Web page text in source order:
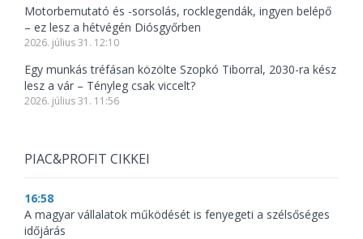
Motorbemutató és -sorsolás, rocklegendák, ingyen belépő
– ez lesz a hétvégén Diósgyőrben
2026. július 31. 12:10
Egy munkás tréfásan közölte Szopkó Tiborral, 2030-ra kész
lesz a vár – Tényleg csak viccelt?
2026. július 31. 11:56
PIAC&PROFIT CIKKEI
16:58
A magyar vállalatok működését is fenyegeti a szélsőséges
időjárás